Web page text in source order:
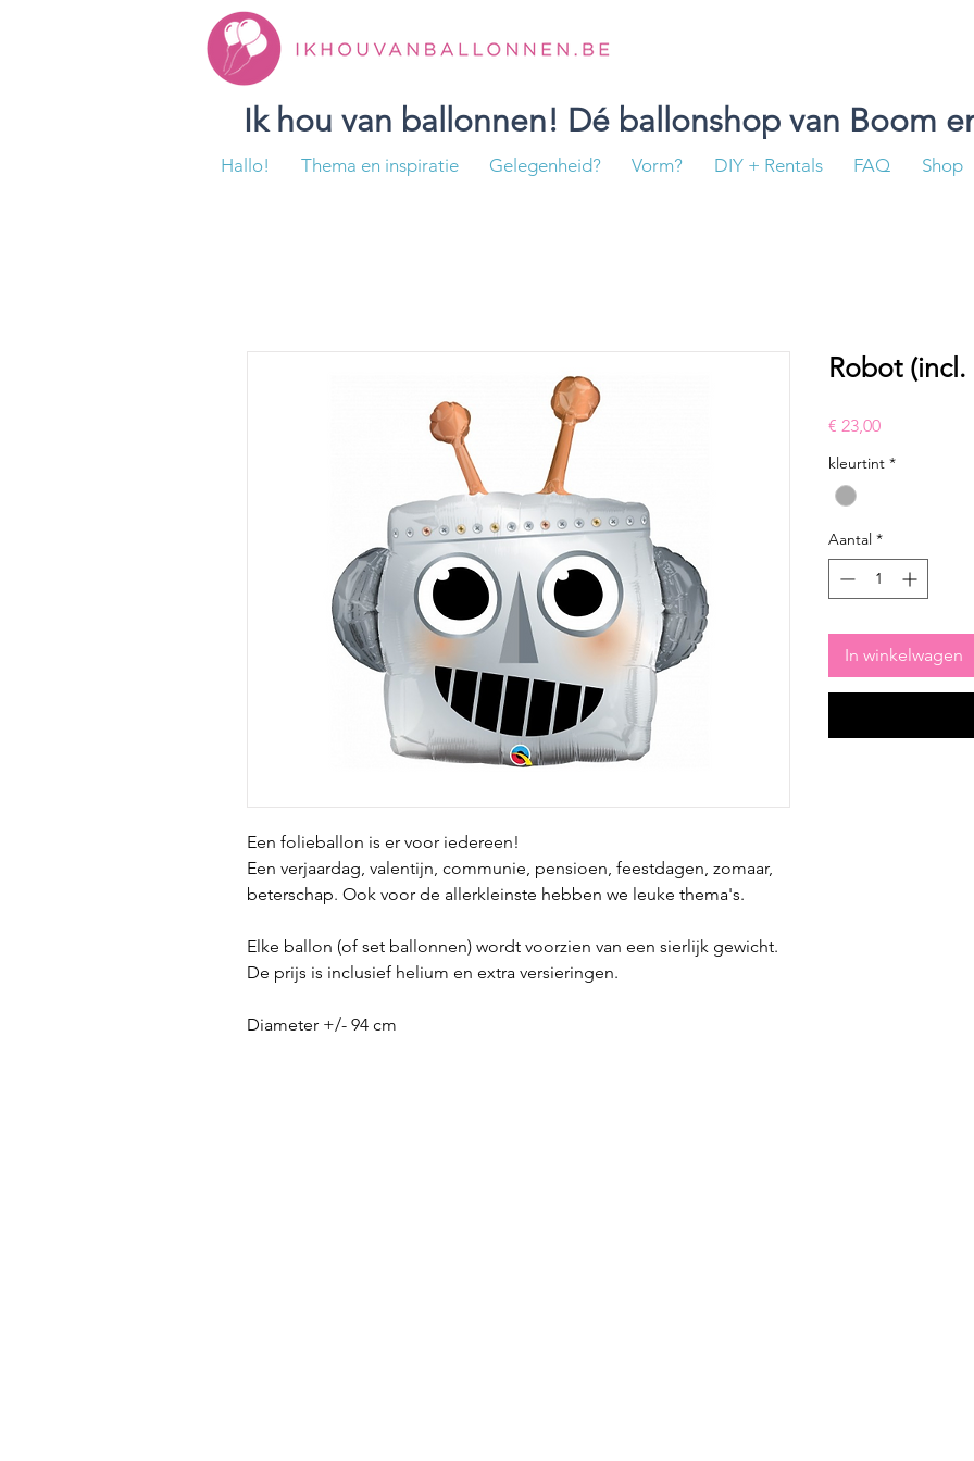
Ik hou van ballonnen! Dé ballonshop van Boom
Hallo! Thema en inspiratie Gelegenheid? Vorm? DIY + Rentals FAQ Shop
Een folieballon is er voor iedereen!
Een verjaardag, valentijn, communie, pensioen, feestdagen, zomaar,
beterschap. Ook voor de allerkleinste hebben we leuke thema's.
Elke ballon (of set ballonnen) wordt voorzien van een sierlijk gewicht.
De prijs is inclusief helium en extra versieringen.
Diameter +/- 94 cm
Robot
€ 23,00Prijs
kleurtint *
Aantal *
In winkelwagen